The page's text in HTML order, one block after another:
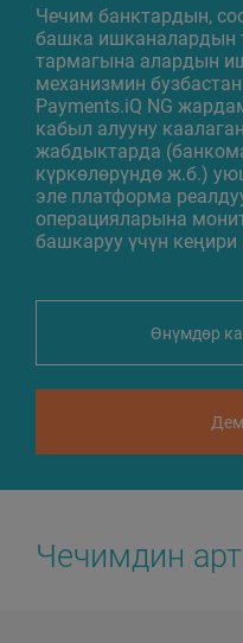
Чечим банктардын,
башка ишканалардын
тармагына алардын
механизмин
Payments.iQ NG
кабыл алууну
жабдыктарда
күркөлөрүндө ж.б.)
эле платформа
операцияларына
башкаруу үчүн
Өнүмдөр
Чечимдин